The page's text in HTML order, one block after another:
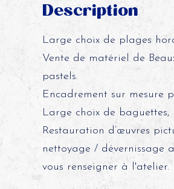
Description
Large choix de plages
Vente de matériel de
pastels.
Encadrement sur mesure
Large choix de baguettes,
Restauration d’œuvres
nettoyage / dévernissage
vous renseigner à l'atelier.